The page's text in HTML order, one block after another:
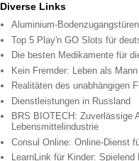
Diverse Links
Aluminium-Bodenzugangstüren
Top 5 Play'n GO Slots für
Die besten Medikamente für
Kein Fremder: Leben als
Realitäten des unabhängigen
Dienstleistungen in Russland
BRS BIOTECH: Zuverlässige
Lebensmittelindustrie
Consul Online: Online-Dienst
LearnLink für Kinder: Spielend